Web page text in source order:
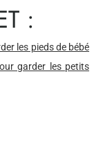
:
les pieds de bébé
garder les petits